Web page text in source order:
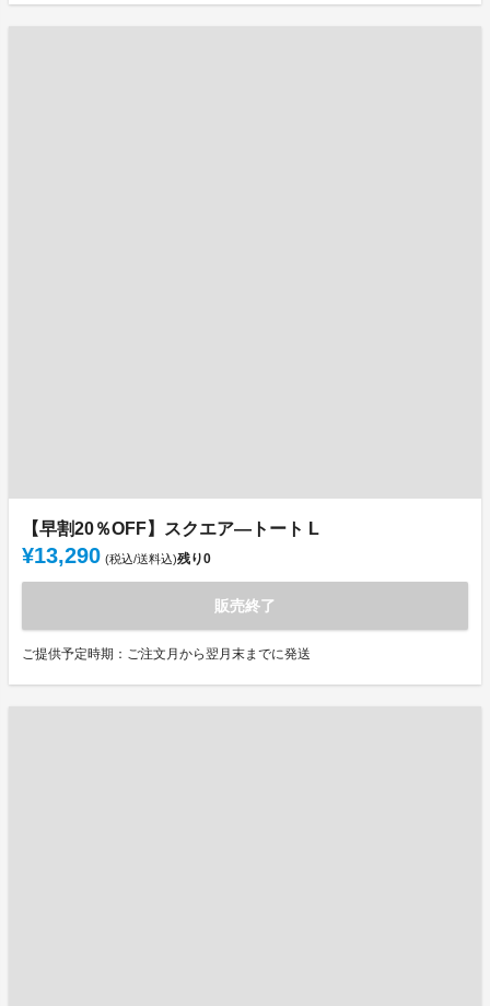
【早割20％OFF】スクエア―トート L
¥13,290 (税込/送料込)残り0
販売終了
ご提供予定時期：ご注文月から翌月末までに発送